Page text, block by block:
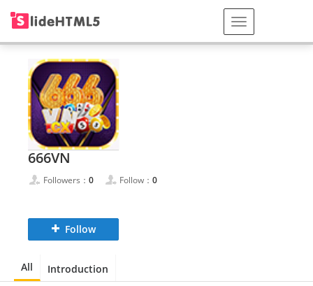
666VN
Followers： 0 Follow： 0
Follow
All Introduction